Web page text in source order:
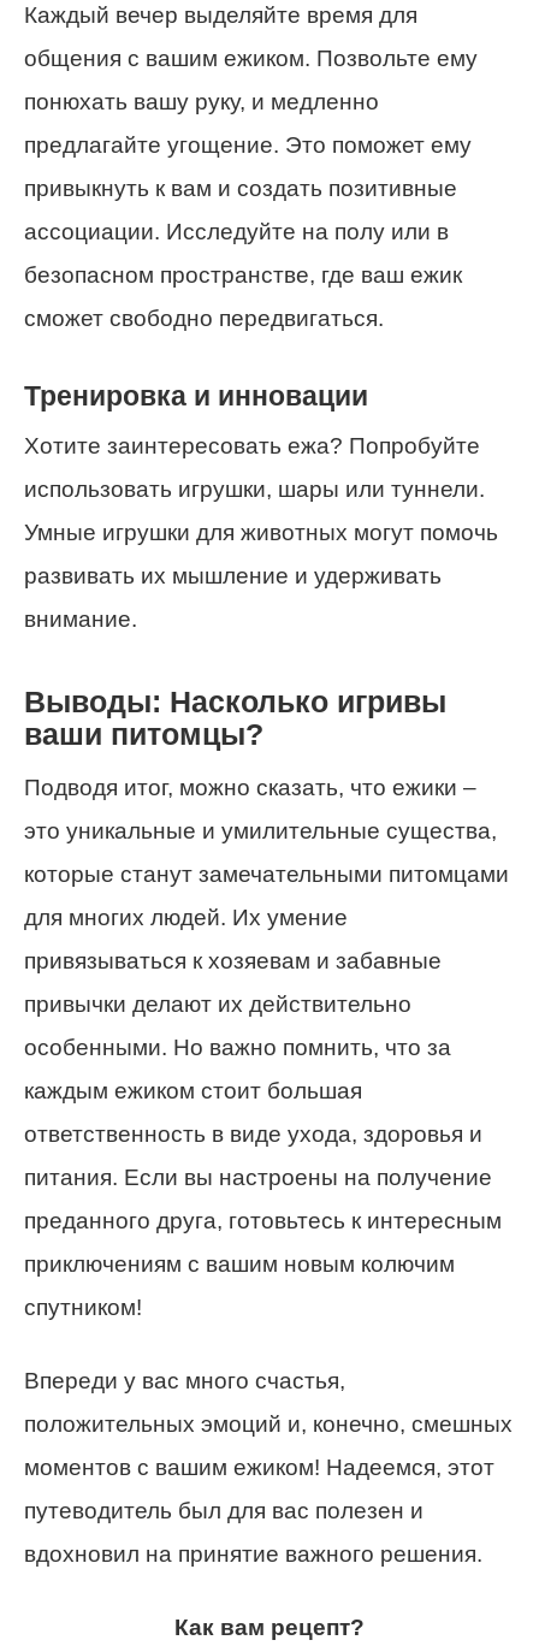
Каждый вечер выделяйте время для
общения с вашим ежиком. Позвольте ему
понюхать вашу руку, и медленно
предлагайте угощение. Это поможет ему
привыкнуть к вам и создать позитивные
ассоциации. Исследуйте на полу или в
безопасном пространстве, где ваш ежик
сможет свободно передвигаться.
Тренировка и инновации
Хотите заинтересовать ежа? Попробуйте
использовать игрушки, шары или туннели.
Умные игрушки для животных могут помочь
развивать их мышление и удерживать
внимание.
Выводы: Насколько игривы
ваши питомцы?
Подводя итог, можно сказать, что ежики –
это уникальные и умилительные существа,
которые станут замечательными питомцами
для многих людей. Их умение
привязываться к хозяевам и забавные
привычки делают их действительно
особенными. Но важно помнить, что за
каждым ежиком стоит большая
ответственность в виде ухода, здоровья и
питания. Если вы настроены на получение
преданного друга, готовьтесь к интересным
приключениям с вашим новым колючим
спутником!
Впереди у вас много счастья,
положительных эмоций и, конечно, смешных
моментов с вашим ежиком! Надеемся, этот
путеводитель был для вас полезен и
вдохновил на принятие важного решения.
Как вам рецепт?